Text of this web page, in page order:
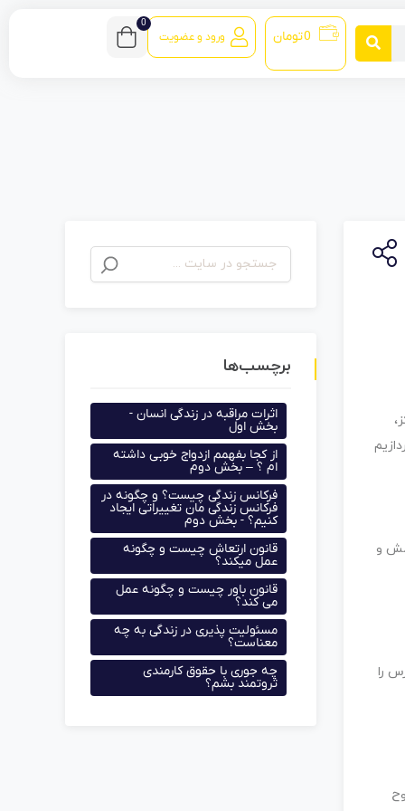
0تومان ورود و عضویت
0
و
را
برچسب‌ها
اثرات مراقبه در زندگی انسان -
بخش اول
از کجا بفهمم ازدواج خوبی داشته
ام ؟ – بخش دوم
فرکانس زندگی چیست؟ و چگونه در
فرکانس زندگی مان تغییراتی ایجاد
کنیم؟ - بخش دوم
قانون ارتعاش چیست و چگونه
عمل میکند؟
قانون باور چیست و چگونه عمل
می کند؟
مسئولیت پذیری در زندگی به چه
معناست؟
چه جوری با حقوق کارمندی
ثروتمند بشم؟